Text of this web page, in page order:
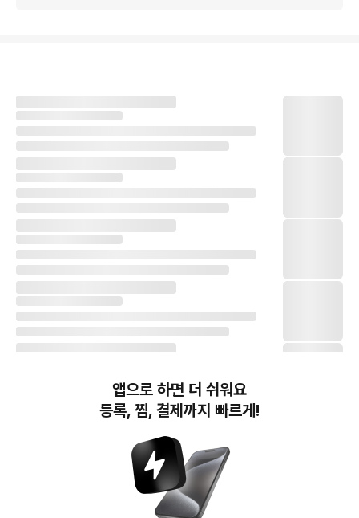
번개장터(주) 사업자정보, 이용약관 및 기타 법적고지
번개장터㈜는 통신판매중개자이며, 통신판매의 당사자가 아닙니다. 전자상거래 등에서의
소비자보호에 관한 법률 등 관련 법령 및 번개장터㈜의 약관에 따라 상품, 상품정보, 거래에 관한 책임은
앱으로 하면 더 쉬워요
등록, 찜, 결제까지 빠르게!